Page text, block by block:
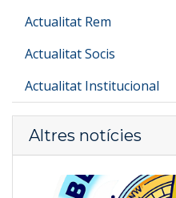
Actualitat Rem
Actualitat Socis
Actualitat Institucional
Altres notícies